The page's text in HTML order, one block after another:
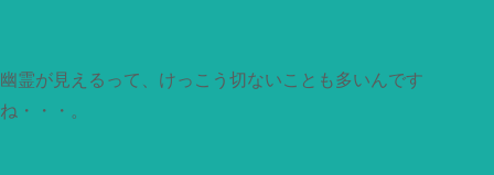
幽霊が見えるって、けっこう切ないことも多いんです
ね・・・。